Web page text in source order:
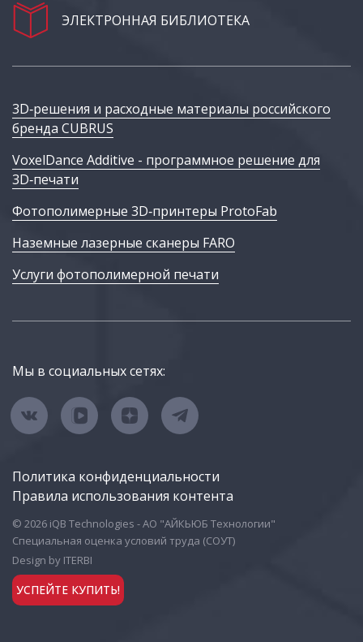
УСПЕЙТЕ КУПИТЬ!
ЭЛЕКТРОННАЯ БИБЛИОТЕКА
3D‑решения и расходные материалы российского
бренда CUBRUS
VoxelDance Additive - программное решение для
3D‑печати
Фотополимерные 3D‑принтеры ProtoFab
Наземные лазерные сканеры FARO
Услуги фотополимерной печати
Мы в социальных сетях:
Политика конфиденциальности
Правила использования контента
© 2026 iQB Technologies - АО "АЙКЬЮБ Технологии"
Специальная оценка условий труда (СОУТ)
Design by ITERBI